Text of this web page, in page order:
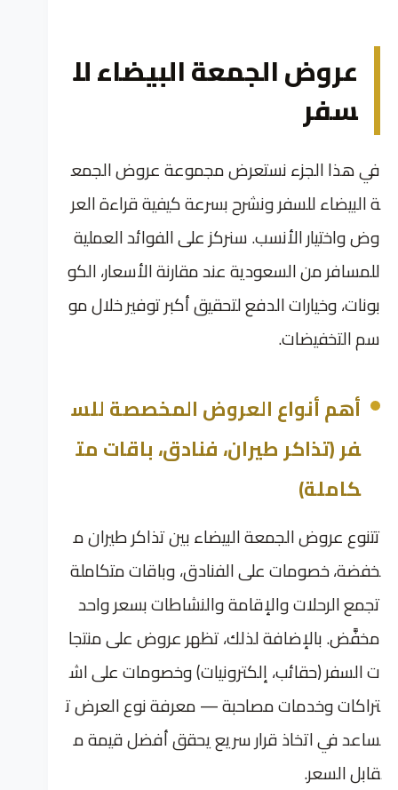
عروض الجمعة البيضاء لل
سفر
في هذا الجزء نستعرض مجموعة عروض الجمع
ة البيضاء للسفر ونشرح بسرعة كيفية قراءة العر
وض واختيار الأنسب. سنركز على الفوائد العملية
للمسافر من السعودية عند مقارنة الأسعار، الكو
بونات، وخيارات الدفع لتحقيق أكبر توفير خلال مو
سم التخفيضات.
أهم أنواع العروض المخصصة للس
فر (تذاكر طيران، فنادق، باقات مت
كاملة)
تتنوع عروض الجمعة البيضاء بين تذاكر طيران م
خفضة، خصومات على الفنادق، وباقات متكاملة
تجمع الرحلات والإقامة والنشاطات بسعر واحد
مخفَّض. بالإضافة لذلك، تظهر عروض على منتجا
ت السفر (حقائب، إلكترونيات) وخصومات على اش
تراكات وخدمات مصاحبة — معرفة نوع العرض ت
ساعد في اتخاذ قرار سريع يحقق أفضل قيمة م
قابل السعر.